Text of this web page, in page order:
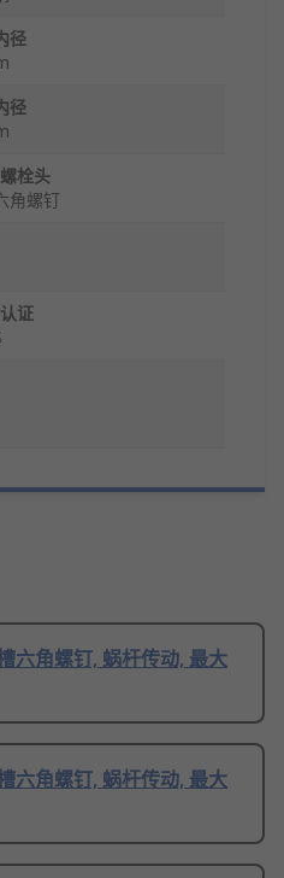
径
径
栓头
角螺钉
证
六角螺钉, 蜗杆传动, 最大
六角螺钉, 蜗杆传动, 最大